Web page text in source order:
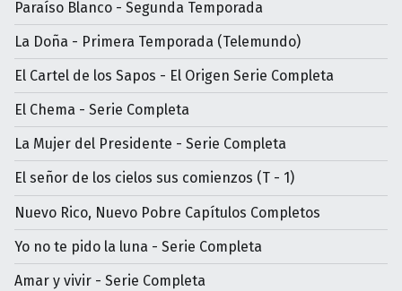
Paraíso Blanco - Segunda Temporada
La Doña - Primera Temporada (Telemundo)
El Cartel de los Sapos - El Origen Serie Completa
El Chema - Serie Completa
La Mujer del Presidente - Serie Completa
El señor de los cielos sus comienzos (T - 1)
Nuevo Rico, Nuevo Pobre Capítulos Completos
Yo no te pido la luna - Serie Completa
Amar y vivir - Serie Completa